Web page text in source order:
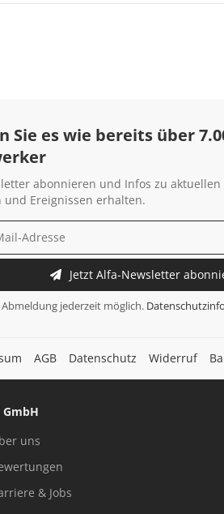
Sie es wie bereits über
abonnieren und Infos zu aktuellen
und Ereignissen erhalten.
Jetzt Alfa-Newsletter
Abmeldung jederzeit möglich.
AGB Datenschutz Widerruf
uns
& Jobs